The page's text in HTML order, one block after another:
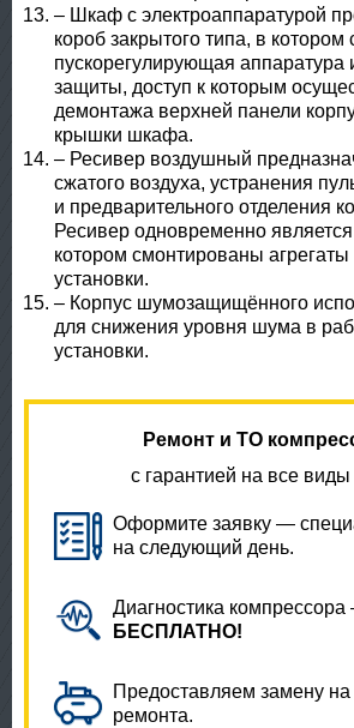
– Шкаф с электроаппаратурой
короб закрытого типа, в
пускорегулирующая аппаратура
защиты, доступ к которым
демонтажа верхней панели
крышки шкафа.
– Ресивер воздушный
сжатого воздуха, устранения
и предварительного отделения
Ресивер одновременно
котором смонтированы
установки.
– Корпус шумозащищённого
для снижения уровня шума в
установки.
Ремонт и ТО
с гарантией на все виды
Оформите заявку —
на следующий день.
Диагностика
БЕСПЛАТНО!
Предоставляем замену
ремонта.